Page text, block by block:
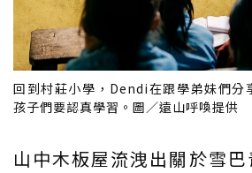
回到村莊小學，Dendi在跟學弟妹們分
孩子們要認真學習。圖／遠山呼喚提供
山中木板屋流洩出關於雪